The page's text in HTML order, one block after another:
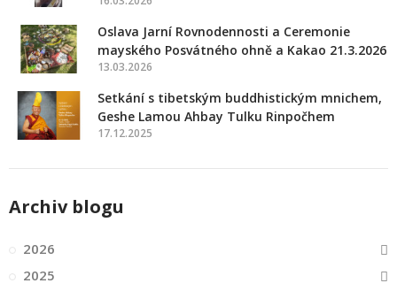
Oslava Jarní Rovnodennosti a Ceremonie
mayského Posvátného ohně a Kakao 21.3.2026
13.03.2026
Setkání s tibetským buddhistickým mnichem,
Geshe Lamou Ahbay Tulku Rinpočhem
17.12.2025
Archiv blogu
2026
2025